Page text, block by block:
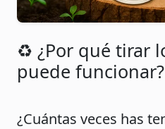
♻️ ¿Por qué tirar
puede funcionar?
¿Cuántas veces has